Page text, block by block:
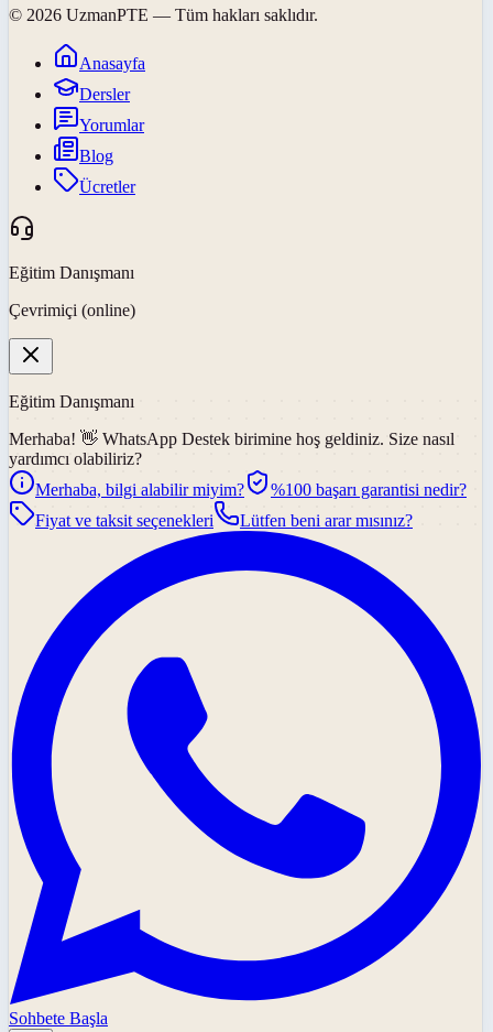
© 2026 UzmanPTE — Tüm hakları saklıdır.
Anasayfa
Dersler
Yorumlar
Blog
Ücretler
Eğitim Danışmanı
Çevrimiçi (online)
Eğitim Danışmanı
Merhaba! 👋 WhatsApp Destek birimine hoş geldiniz. Size nasıl
yardımcı olabiliriz?
Merhaba, bilgi alabilir miyim?
%100 başarı garantisi nedir?
Fiyat ve taksit seçenekleri
Lütfen beni arar mısınız?
Sohbete Başla